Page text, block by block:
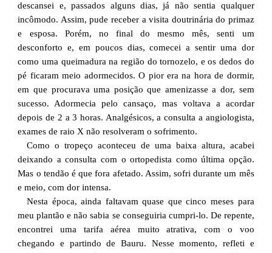
descansei e, passados alguns dias, já não sentia qualquer
incômodo. Assim, pude receber a visita doutrinária do primaz
e esposa. Porém, no final do mesmo mês, senti um
desconforto e, em poucos dias, comecei a sentir uma dor
como uma queimadura na região do tornozelo, e os dedos do
pé ficaram meio adormecidos. O pior era na hora de dormir,
em que procurava uma posição que amenizasse a dor, sem
sucesso. Adormecia pelo cansaço, mas voltava a acordar
depois de 2 a 3 horas. Analgésicos, a consulta a angiologista,
exames de raio X não resolveram o sofrimento.
Como o tropeço aconteceu de uma baixa altura, acabei
deixando a consulta com o ortopedista como última opção.
Mas o tendão é que fora afetado. Assim, sofri durante um mês
e meio, com dor intensa.
Nesta época, ainda faltavam quase que cinco meses para
meu plantão e não sabia se conseguiria cumpri-lo. De repente,
encontrei uma tarifa aérea muito atrativa, com o voo
chegando e partindo de Bauru. Nesse momento, refleti e